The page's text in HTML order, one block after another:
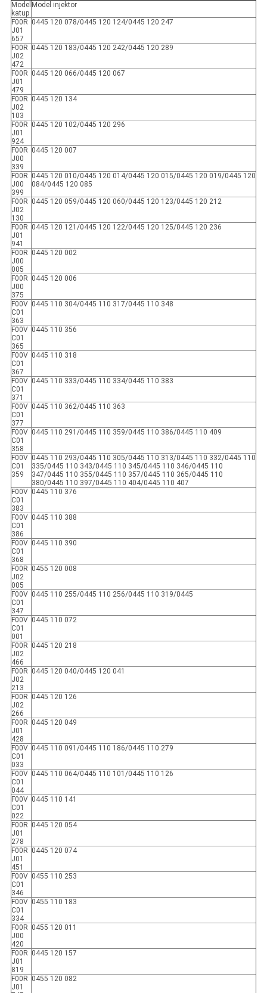
Model
katup
Model injektor
F00R
J01
657
0445 120 078/0445 120 124/0445 120 247
F00R
J02
472
0445 120 183/0445 120 242/0445 120 289
F00R
J01
479
0445 120 066/0445 120 067
F00R
J02
103
0445 120 134
F00R
J01
924
0445 120 102/0445 120 296
F00R
J00
339
0445 120 007
F00R
J00
399
0445 120 010/0445 120 014/0445 120 015/0445 120 019/0445 120
084/0445 120 085
F00R
J02
130
0445 120 059/0445 120 060/0445 120 123/0445 120 212
F00R
J01
941
0445 120 121/0445 120 122/0445 120 125/0445 120 236
F00R
J00
005
0445 120 002
F00R
J00
375
0445 120 006
F00V
C01
363
0445 110 304/0445 110 317/0445 110 348
F00V
C01
365
0445 110 356
F00V
C01
367
0445 110 318
F00V
C01
371
0445 110 333/0445 110 334/0445 110 383
F00V
C01
377
0445 110 362/0445 110 363
F00V
C01
358
0445 110 291/0445 110 359/0445 110 386/0445 110 409
F00V
C01
359
0445 110 293/0445 110 305/0445 110 313/0445 110 332/0445 110
335/0445 110 343/0445 110 345/0445 110 346/0445 110
347/0445 110 355/0445 110 357/0445 110 365/0445 110
380/0445 110 397/0445 110 404/0445 110 407
F00V
C01
383
0445 110 376
F00V
C01
386
0445 110 388
F00V
C01
368
0445 110 390
F00R
J02
005
0455 120 008
F00V
C01
347
0445 110 255/0445 110 256/0445 110 319/0445
F00V
C01
001
0445 110 072
F00R
J02
466
0445 120 218
F00R
J02
213
0445 120 040/0445 120 041
F00R
J02
266
0445 120 126
F00R
J01
428
0445 120 049
F00V
C01
033
0445 110 091/0445 110 186/0445 110 279
F00V
C01
044
0445 110 064/0445 110 101/0445 110 126
F00V
C01
022
0445 110 141
F00R
J01
278
0445 120 054
F00R
J01
451
0445 120 074
F00V
C01
346
0455 110 253
F00V
C01
334
0455 110 183
F00R
J00
420
0455 120 011
F00R
J01
819
0445 120 157
F00R
J01
0455 120 082